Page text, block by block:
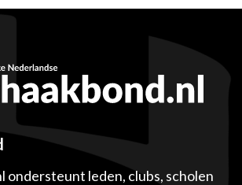
ondersteunt leden, clubs, scholen